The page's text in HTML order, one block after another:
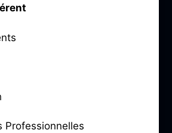
Professionnelles